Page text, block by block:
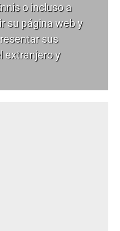
o incluso a
su página web y
sus
extranjero y